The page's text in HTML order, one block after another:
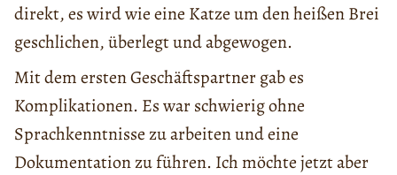
direkt, es wird wie eine Katze um den heißen Brei
geschlichen, überlegt und abgewogen.
Mit dem ersten Geschäftspartner gab es
Komplikationen. Es war schwierig ohne
Sprachkenntnisse zu arbeiten und eine
Dokumentation zu führen. Ich möchte jetzt aber